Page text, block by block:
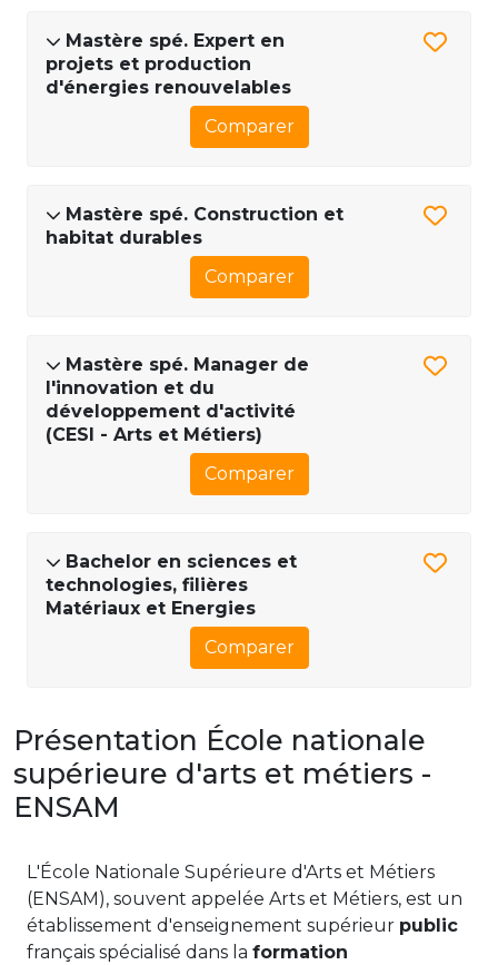
Mastère spé. Expert en
projets et production
d'énergies renouvelables
Comparer
Mastère spé. Construction et
habitat durables
Comparer
Mastère spé. Manager de
l'innovation et du
développement d'activité
(CESI - Arts et Métiers)
Comparer
Bachelor en sciences et
technologies, filières
Matériaux et Energies
Comparer
Présentation École nationale
supérieure d'arts et métiers -
ENSAM
L'École Nationale Supérieure d'Arts et Métiers
(ENSAM), souvent appelée Arts et Métiers, est un
établissement d'enseignement supérieur public
français spécialisé dans la formation